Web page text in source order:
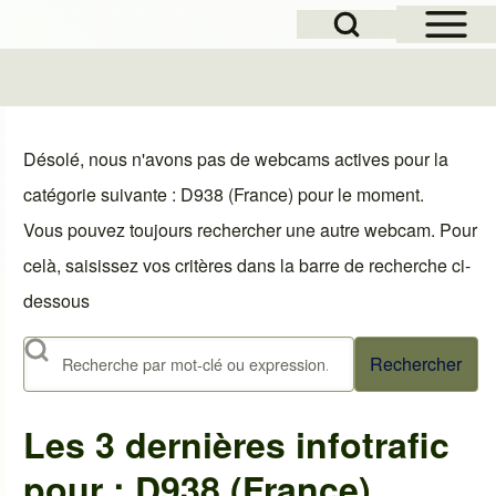
Open Sidebar
Open Search Block
Désolé, nous n'avons pas de webcams actives pour la
catégorie suivante : D938 (France) pour le moment.
Vous pouvez toujours rechercher une autre webcam. Pour
celà, saisissez vos critères dans la barre de recherche ci-
dessous
Rechercher
Les 3 dernières infotrafic